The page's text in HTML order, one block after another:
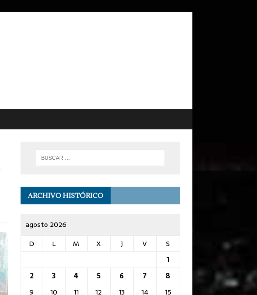
ARCHIVO HISTÓRICO
agosto 2026
D
L M X J V
S
1
2
3 4 5 6 7
8
9
10 11 12 13 14
15